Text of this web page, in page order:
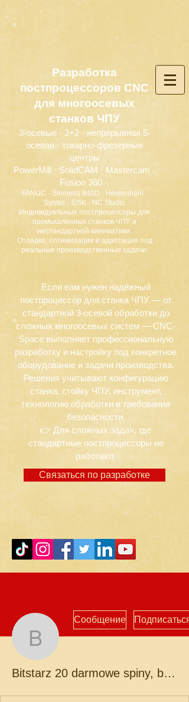
Разработка
постпроцессоров CNC
для многоосевых
станков ЧПУ
3-осевые · 3+2 · непрерывная 5-
осевая · токарно-фрезерные
центры
PowerMill · SolidCAM · Mastercam ·
Fusion 360 ·
FANUC · Siemens 840D · Heidenhain ·
Syntec · GSK · NC Studio
Индивидуальные постпроцессоры для
промышленных станков ЧПУ и
нестандартной кинематики.
Отладка, оптимизация и адаптация под
реальные производственные задачи.
Если вам нужен надёжный
постпроцессор для станка ЧПУ — от
стандартной 3-осевой обработки до
сложных многоосевых систем — CNC-
Space выполняет профессиональную
разработку и настройку под конкретное
оборудование и задачи производства.
Решения учитывают конфигурацию
станка, стойку ЧПУ, инструмент,
технологию обработки и требования
безопасности.
👉 Для сложных задач, где
стандартные постпроцессоры не
работают.
Связаться по разработке
Bitstarz 20
Сообщение Подписаться
Bitstarz 20 darmowe spiny, bitstarz btc deposit